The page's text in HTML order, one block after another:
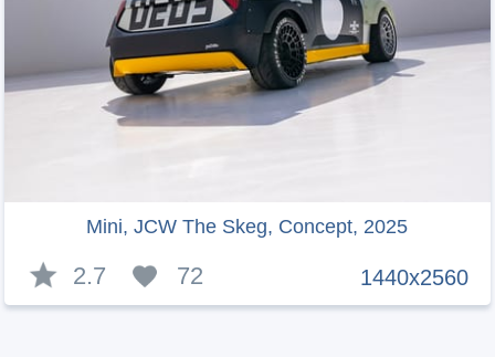
Mini, JCW The Skeg, Concept, 2025
1440x2560
2.7 72